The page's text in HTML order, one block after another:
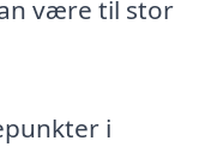
være til stor
i